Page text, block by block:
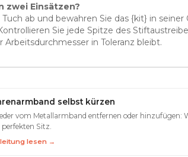
zwei Einsätzen?
ab und bewahren Sie das {kit} in seiner
Sie jede Spitze des
in Toleranz bleibt.
selbst kürzen
vom Metallarmband entfernen oder hinzufügen:
Sitz.
lesen →